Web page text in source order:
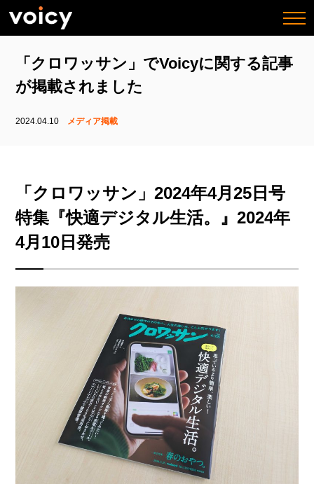
「クロワッサン」でVoicyに関する記事
が掲載されました
2024.04.10 メディア掲載
「クロワッサン」2024年4月25日号
特集『快適デジタル生活。』2024年
4月10日発売